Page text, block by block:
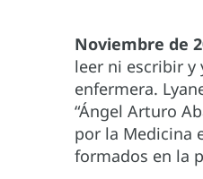
Noviembre de
leer ni escribir y
enfermera.
“Ángel Arturo
por la Medicina
formados en la